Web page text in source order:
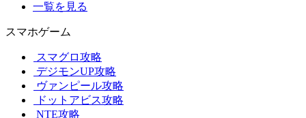
一覧を見る
スマホゲーム
スマグロ攻略
デジモンUP攻略
ヴァンピール攻略
ドットアビス攻略
NTE攻略